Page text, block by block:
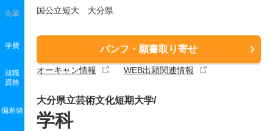
国公立短大 大分県
パンフ・願書取り寄せ
オーキャン情報 WEB出願関連情報
先輩
学費
就職
資格
偏差値
大分県立芸術文化短期大学/
学科